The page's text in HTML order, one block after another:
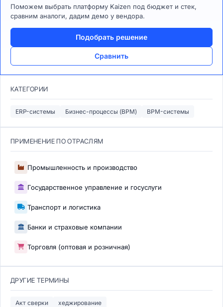
Поможем выбрать платформу Kaizen под бюджет и стек,
сравним аналоги, дадим демо у вендора.
Подобрать решение
Сравнить
КАТЕГОРИИ
ERP-системы Бизнес-процессы (BPM) BPM-системы
ПРИМЕНЕНИЕ ПО ОТРАСЛЯМ
Промышленность и производство
Государственное управление и госуслуги
Транспорт и логистика
Банки и страховые компании
Торговля (оптовая и розничная)
ДРУГИЕ ТЕРМИНЫ
Акт сверки
хеджирование